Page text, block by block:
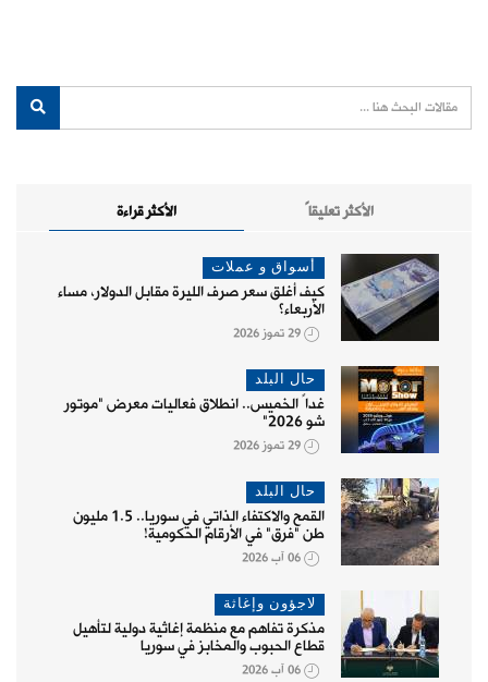
الأكثر قراءة الأكثر تعليقاً
أسواق و عملات
كيف أغلق سعر صرف الليرة مقابل الدولار، مساء
الأربعاء؟
29 تموز 2026
حال البلد
غداً الخميس.. انطلاق فعاليات معرض "موتور
شو 2026"
29 تموز 2026
حال البلد
القمح والاكتفاء الذاتي في سوريا.. 1.5 مليون
طن "فرق" في الأرقام الحكومية!
06 آب 2026
لاجؤون وإغاثة
مذكرة تفاهم مع منظمة إغاثية دولية لتأهيل
قطاع الحبوب والمخابز في سوريا
06 آب 2026